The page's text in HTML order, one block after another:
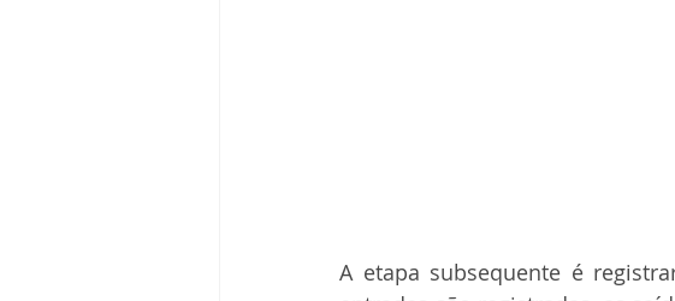
A etapa subsequente é